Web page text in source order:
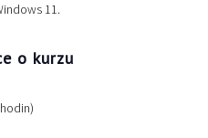
11.
o kurzu